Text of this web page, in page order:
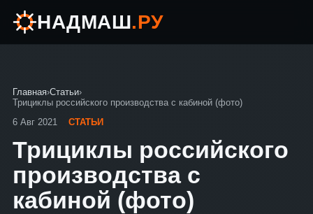
НАДМАШ.РУ
Главная›Статьи›
Трициклы российского производства с кабиной (фото)
6 Авг 2021
СТАТЬИ
Трициклы российского
производства с
кабиной (фото)